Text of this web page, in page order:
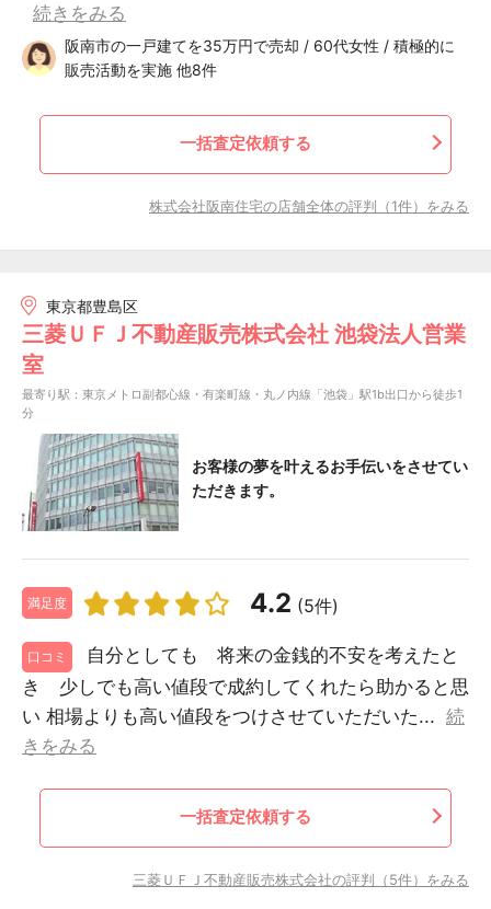
続きをみる
阪南市の一戸建てを35万円で売却 / 60代女性 / 積極的に
販売活動を実施 他8件
一括査定依頼する
株式会社阪南住宅の店舗全体の評判（1件）をみる
東京都豊島区
三菱ＵＦＪ不動産販売株式会社 池袋法人営業
室
最寄り駅：東京メトロ副都心線・有楽町線・丸ノ内線「池袋」駅1b出口から徒歩1
分
お客様の夢を叶えるお手伝いをさせてい
ただきます。
満足度 4.2 (5件)
口コミ
自分としても 将来の金銭的不安を考えたと
き 少しでも高い値段で成約してくれたら助かると思
い 相場よりも高い値段をつけさせていただいた... 続
きをみる
一括査定依頼する
三菱ＵＦＪ不動産販売株式会社の評判（5件）をみる